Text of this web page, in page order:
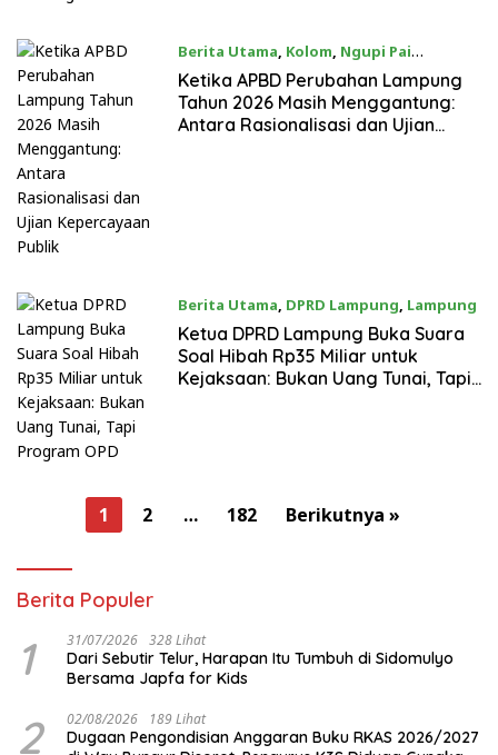
Berita Utama, Kolom, Ngupi Pai
04/08/2026
Ketika APBD Perubahan Lampung
Tahun 2026 Masih Menggantung:
Antara Rasionalisasi dan Ujian
Berita Utama, DPRD Lampung, Lampung
04/08/2026
Ketua DPRD Lampung Buka Suara
Soal Hibah Rp35 Miliar untuk
Kejaksaan: Bukan Uang Tunai, Tapi
Paginasi
1 2 … 182 Berikutnya »
Berita Populer
1 31/07/2026 328 Lihat
Dari Sebutir Telur, Harapan Itu Tumbuh di Sidomulyo
Bersama Japfa for Kids
2 02/08/2026 189 Lihat
Dugaan Pengondisian Anggaran Buku RKAS 2026/2027